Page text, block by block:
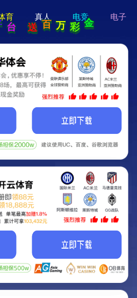
贝
Guys!
将上线啦...
网站正在建设.
非常棒的网站.